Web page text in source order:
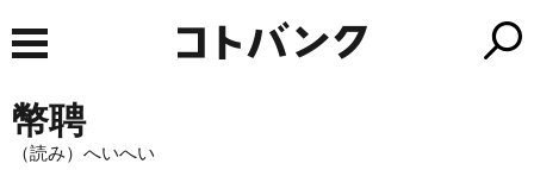
幣聘
（読み）へいへい